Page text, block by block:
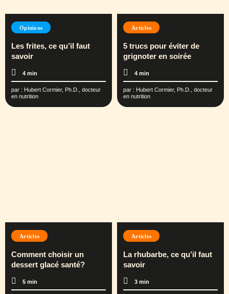
Opinions
Les frites, ce qu’il faut
savoir
4 min
par : Hubert Cormier, Ph.D., docteur
en nutrition
Articles
5 trucs pour éviter de
grignoter en soirée
4 min
par : Hubert Cormier, Ph.D., docteur
en nutrition
Articles
Comment choisir un
dessert glacé santé?
5 min
Articles
La rhubarbe, ce qu’il faut
savoir
3 min